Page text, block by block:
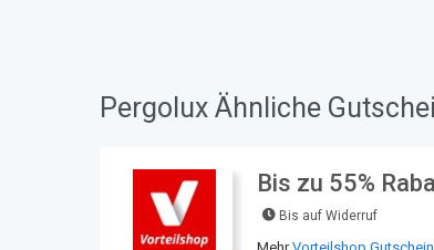
Pergolux Ähnliche
Bis zu 55%
Bis auf Widerruf